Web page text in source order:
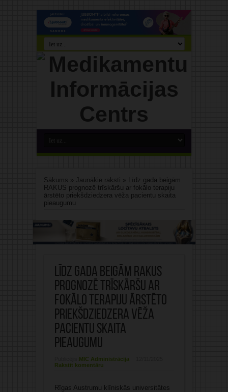
Sākums » Jaunākie raksti » Līdz gada beigām
RAKUS prognozē trīskāršu ar fokālo terapiju
ārstēto priekšdziedzera vēža pacientu skaita
pieaugumu
Līdz gada beigām RAKUS
prognozē trīskāršu ar
fokālo terapiju ārstēto
priekšdziedzera vēža
pacientu skaita
pieaugumu
MIC Administrācija
Rakstīt komentāru
Rīgas Austrumu klīniskās universitātes